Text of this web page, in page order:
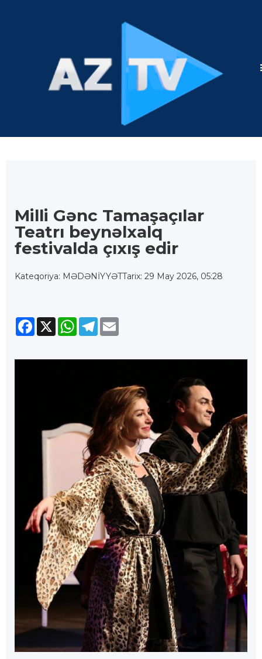
Milli Gənc Tamaşaçılar
Teatrı beynəlxalq
festivalda çıxış edir
Kateqoriya: MƏDƏNİYYƏTTarix: 29 May 2026, 05:28
Facebook
X WhatsApp
Telegram